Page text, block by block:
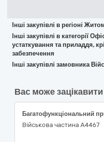
Інші закупівлі в регіоні
Інші закупівлі в категорії
устаткування та приладдя,
забезпечення
Інші закупівлі замовника
Вас може зацікавити
Військова частина А4467